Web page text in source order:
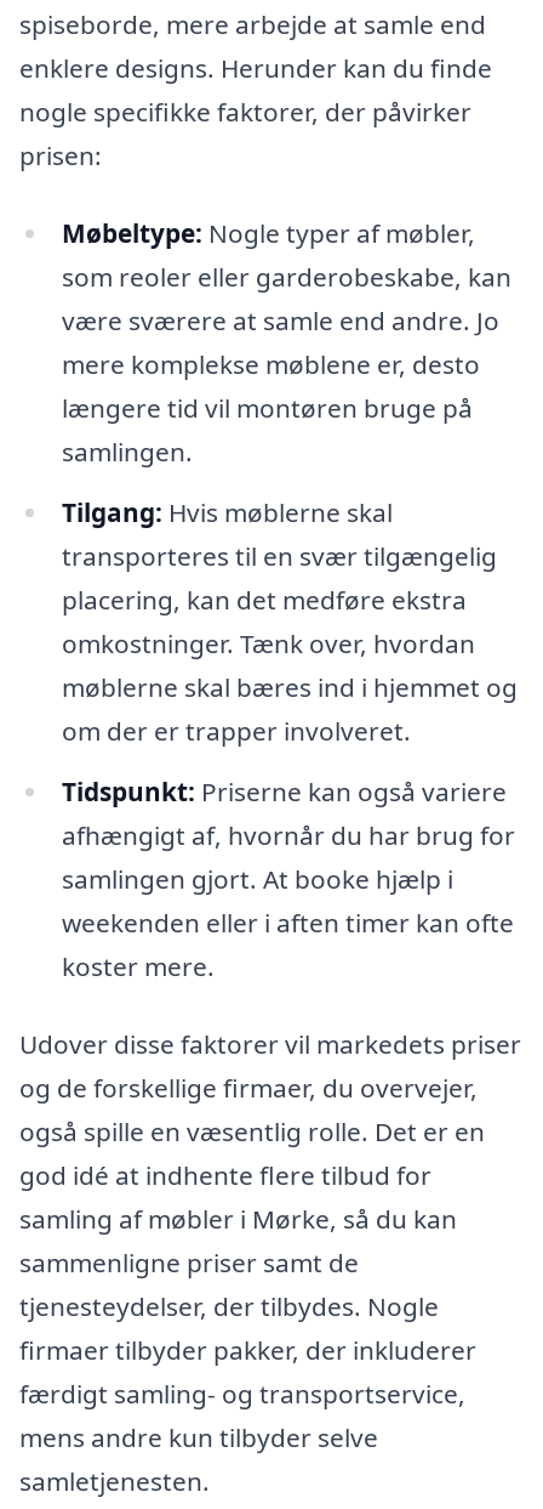
spiseborde, mere arbejde at samle end
enklere designs. Herunder kan du finde
nogle specifikke faktorer, der påvirker
prisen:
Møbeltype: Nogle typer af møbler,
som reoler eller garderobeskabe, kan
være sværere at samle end andre. Jo
mere komplekse møblene er, desto
længere tid vil montøren bruge på
samlingen.
Tilgang: Hvis møblerne skal
transporteres til en svær tilgængelig
placering, kan det medføre ekstra
omkostninger. Tænk over, hvordan
møblerne skal bæres ind i hjemmet og
om der er trapper involveret.
Tidspunkt: Priserne kan også variere
afhængigt af, hvornår du har brug for
samlingen gjort. At booke hjælp i
weekenden eller i aften timer kan ofte
koster mere.
Udover disse faktorer vil markedets priser
og de forskellige firmaer, du overvejer,
også spille en væsentlig rolle. Det er en
god idé at indhente flere tilbud for
samling af møbler i Mørke, så du kan
sammenligne priser samt de
tjenesteydelser, der tilbydes. Nogle
firmaer tilbyder pakker, der inkluderer
færdigt samling- og transportservice,
mens andre kun tilbyder selve
samletjenesten.